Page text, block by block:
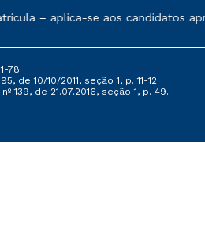
prestação de serviços
– aplica-se aos candidatos
78
de 10/10/2011, seção 1, p. 11-12
139, de 21.07.2016, seção 1, p. 49.